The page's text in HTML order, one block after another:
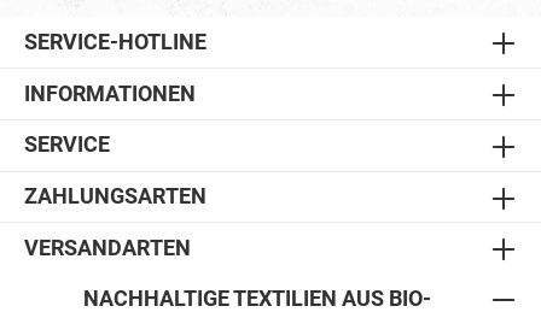
SERVICE-HOTLINE
INFORMATIONEN
SERVICE
ZAHLUNGSARTEN
VERSANDARTEN
NACHHALTIGE TEXTILIEN AUS BIO-